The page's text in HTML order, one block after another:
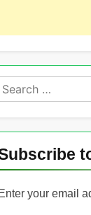
Search
Enter your email